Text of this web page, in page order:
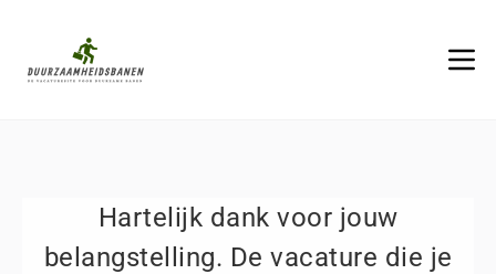
Hartelijk dank voor jouw
belangstelling. De vacature die je